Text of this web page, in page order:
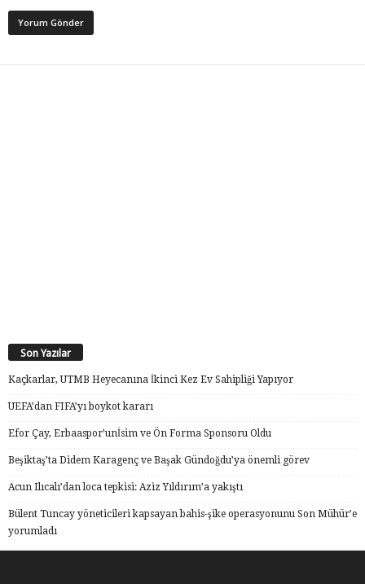
Son Yazılar
Kaçkarlar, UTMB Heyecanına İkinci Kez Ev Sahipliği Yapıyor
UEFA’dan FIFA’yı boykot kararı
Efor Çay, Erbaaspor’unİsim ve Ön Forma Sponsoru Oldu
Beşiktaş’ta Didem Karagenç ve Başak Gündoğdu’ya önemli görev
Acun Ilıcalı’dan loca tepkisi: Aziz Yıldırım’a yakıştı
Bülent Tuncay yöneticileri kapsayan bahis-şike operasyonunu Son Mühür’e
yorumladı